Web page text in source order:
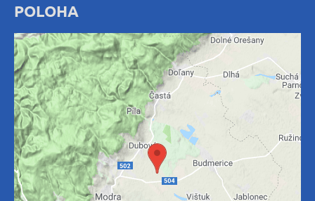
POLOHA
Externý obsah je blokovaný Voľbami
súkromia
Prajete si načítať externý obsah?
Povoliť tentokrát